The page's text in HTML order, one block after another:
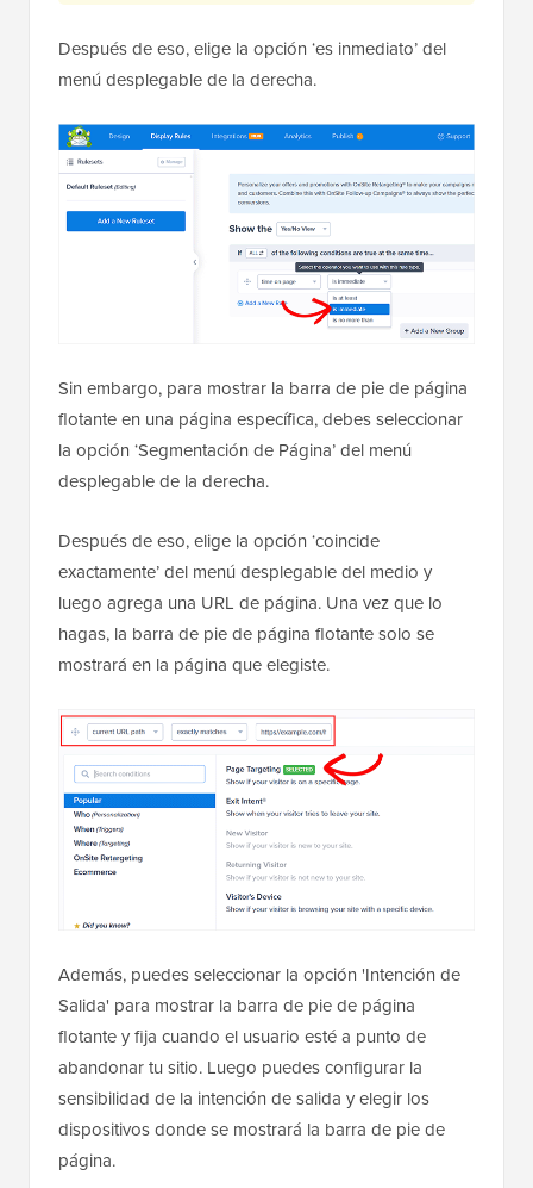
Después de eso, elige la opción ‘es inmediato’ del
menú desplegable de la derecha.
Sin embargo, para mostrar la barra de pie de página
flotante en una página específica, debes seleccionar
la opción ‘Segmentación de Página’ del menú
desplegable de la derecha.
Después de eso, elige la opción ‘coincide
exactamente’ del menú desplegable del medio y
luego agrega una URL de página. Una vez que lo
hagas, la barra de pie de página flotante solo se
mostrará en la página que elegiste.
Además, puedes seleccionar la opción 'Intención de
Salida' para mostrar la barra de pie de página
flotante y fija cuando el usuario esté a punto de
abandonar tu sitio. Luego puedes configurar la
sensibilidad de la intención de salida y elegir los
dispositivos donde se mostrará la barra de pie de
página.